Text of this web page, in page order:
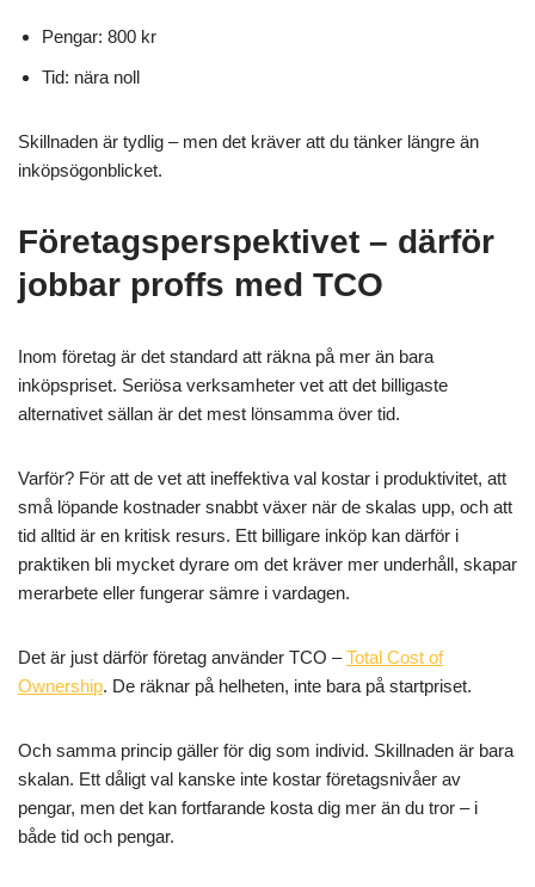
Pengar: 800 kr
Tid: nära noll
Skillnaden är tydlig – men det kräver att du tänker längre än
inköpsögonblicket.
Företagsperspektivet – därför
jobbar proffs med TCO
Inom företag är det standard att räkna på mer än bara
inköpspriset. Seriösa verksamheter vet att det billigaste
alternativet sällan är det mest lönsamma över tid.
Varför? För att de vet att ineffektiva val kostar i produktivitet, att
små löpande kostnader snabbt växer när de skalas upp, och att
tid alltid är en kritisk resurs. Ett billigare inköp kan därför i
praktiken bli mycket dyrare om det kräver mer underhåll, skapar
merarbete eller fungerar sämre i vardagen.
Det är just därför företag använder TCO –Total Cost of
Ownership. De räknar på helheten, inte bara på startpriset.
Och samma princip gäller för dig som individ. Skillnaden är bara
skalan. Ett dåligt val kanske inte kostar företagsnivåer av
pengar, men det kan fortfarande kosta dig mer än du tror – i
både tid och pengar.